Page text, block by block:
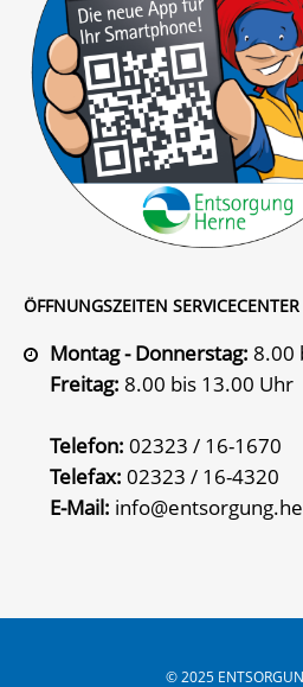
ÖFFNUNGSZEITEN SERVICECENTER
Montag - Donnerstag: 8.00
Freitag: 8.00 bis 13.00 Uhr
Telefon: 02323 / 16-1670
Telefax: 02323 / 16-4320
E-Mail:
© 2025